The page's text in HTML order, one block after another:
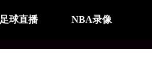
足球直播 NBA录像